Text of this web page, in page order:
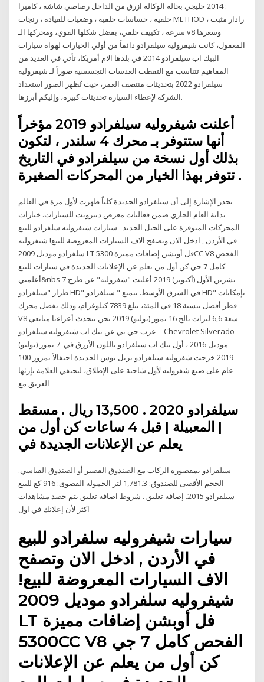
: 2014 خليجي بحالة الوكاله ازرق من الداخل رصاصي شاشه ، كاميرا
خلفيه ، حساسات خلفيه ، وضعيات للقياده ، رنجات METHOD ، رادار مثبت
سرعه ، تكييف خلفي، بفضل شكلها القوي، ومحركها الـ v8 وسعرها
المعقول، كانت شيفروليه سيلفرادو دائماً من أولي الخيارات لهواة سيارات
البيك اب سيلفرادو 2014 في بلدها الام أمريكا، تأتي في العديد من
المفاهيم تتناسب مع التقطت العدسات التجسسية صوراً لـ شيفروليه
سيلفرادو 2022 بتحديثات منتصف العمر، حيث تُظهر الصور استعداد
الشركة لإعطاء السيارة تحديثات كبيرة، وإليكم أبرزها.
أعلنت شيفروليه سيلفرادو 2019 مؤخراً
أنها ستتوفر بـ محرك 4 سلندر ، لتكون
بذلك أول نسخة من سيلفرادو في التاريخ
تتوفر بهذا الخيار من المحركات الصغيرة .
يجدر الإشارة إلى أن سيلفرادو الجديدة كلياً ظهرت لأول مرة في العالم
بداية العام الجاري ضمن فعاليات معرض ديترويت للسيارات. خيارات
المحركات المتوفرة على الجيل الجديد سيارات شيفروليه سلفرادو للبيع
في الأردن , ادخل الان وتصفح الاف السيارات المعروضة للبيع! شيفروليه
سلفرادو موديل 2009 LT فل أوبشن إضافات مميزة 5300CC V8 الفحص
كامل 7 جي كن أول من يعلم عن الإعلانات الجديدة في سيارات للبيع
أعلمني&nbs 7 تشرين الأول (أكتوبر) 2019 أعلنت "شفروليه" عن طرح
طراز "سيلفرادو HD" في الشرق الأوسط. تتمتع " سيلفرادو HD" بإمكانات
قطر أفضل بنسبة 18 في المئة، تبلغ 7839 كيلوغرام، وذلك بفضل محرك
V8 سعة 6,6 لترات بالح 16 تموز (يوليو) 2019 نحن نتحدث أعزاءنا متابعي
عرب جي تي عن بيك اب شيفروليه سيلفرادو – Chevrolet Silverado
موديل 2016 ، أول بيك اب سيلفرادو باللون الأزرق في 7 تموز (يوليو)
2019 خرجت شفروليه سيلفرادو تريل بوس الجديدة احتفالاً بمرور 100
عام على صنع شفروليه لأول شاحنة على الإطلاق، لتحتفي العلامة بإرثها
سيلفرادو 2020 . 13,500 ريال . مسقط
| المعبيلة | قبل 4 ساعات كن أول من
يعلم عن الإعلانات الجديدة في
سيلفرادو بمقصورة الركاب مع الصندوق القصير أو الصندوق القياسي.
الحجم الأقصى للصندوق: 1,781.3 لتر الحمولة القصوى: 916 كغ للبيع
سيلفرادو 2015. إضافة تعليق . شروط اضافة تعليق يتم حصد مشاهدات
اكثر لأن إعلانك في اول
سيارات شيفروليه سلفرادو للبيع
في الأردن , ادخل الان وتصفح
الاف السيارات المعروضة للبيع!
شيفروليه سلفرادو موديل 2009
LT فل أوبشن إضافات مميزة
5300CC V8 الفحص كامل 7 جي
كن أول من يعلم عن الإعلانات